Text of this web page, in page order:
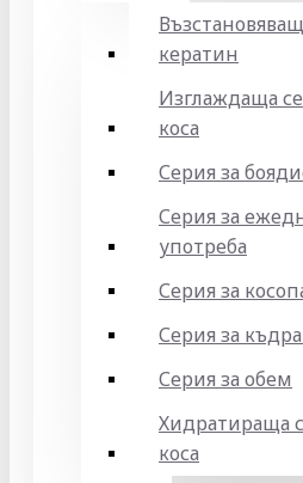
кератин
Изглаждаща
коса
Серия за
Серия за
употреба
Серия за
Серия за
Серия за обем
Хидратираща
коса